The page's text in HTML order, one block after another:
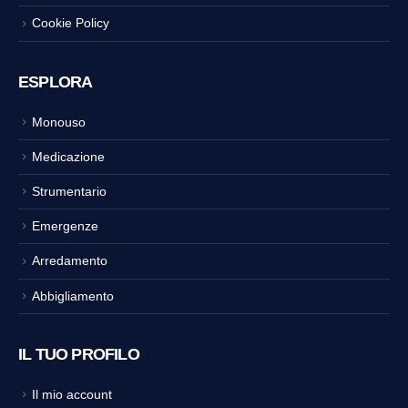
Cookie Policy
ESPLORA
Monouso
Medicazione
Strumentario
Emergenze
Arredamento
Abbigliamento
IL TUO PROFILO
Il mio account